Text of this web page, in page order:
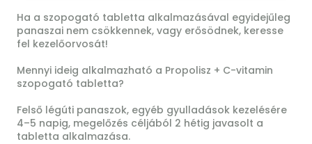
Ha a szopogató tabletta alkalmazásával egyidejűleg
panaszai nem csökkennek, vagy erősödnek, keresse
fel kezelőorvosát!
Mennyi ideig alkalmazható a Propolisz + C-vitamin
szopogató tabletta?
Felső légúti panaszok, egyéb gyulladások kezelésére
4–5 napig, megelőzés céljából 2 hétig javasolt a
tabletta alkalmazása.